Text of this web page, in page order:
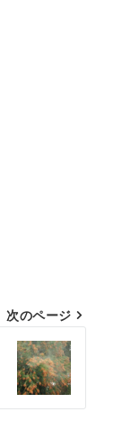
次のページ